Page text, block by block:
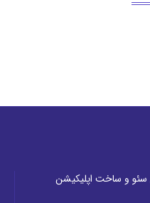
و ساخت اپلیکیشن